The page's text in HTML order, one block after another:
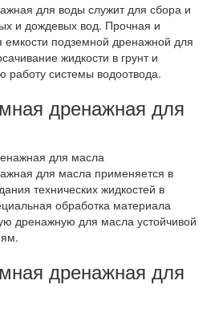
для воды служит для сбора и
и дождевых вод. Прочная и
емкости подземной дренажной для
жидкости в грунт и
работу системы водоотвода.
дренажная для
для масла применяется в
технических жидкостей в
обработка материала
дренажную для масла устойчивой
дренажная для